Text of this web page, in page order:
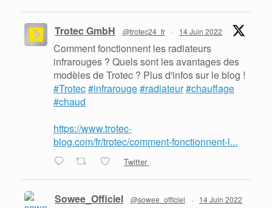
Trotec GmbH @trotec24_fr · 14 Juin 2022
Comment fonctionnent les radiateurs
infrarouges ? Quels sont les avantages des
modèles de Trotec ? Plus d'infos sur le blog !
#Trotec#infrarouge#radiateur#chauffage
#chaud
https://www.trotec-
blog.com/fr/trotec/comment-fonctionnent-l...
Twitter
Sowee_Officiel @sowee_officiel · 14 Juin 2022